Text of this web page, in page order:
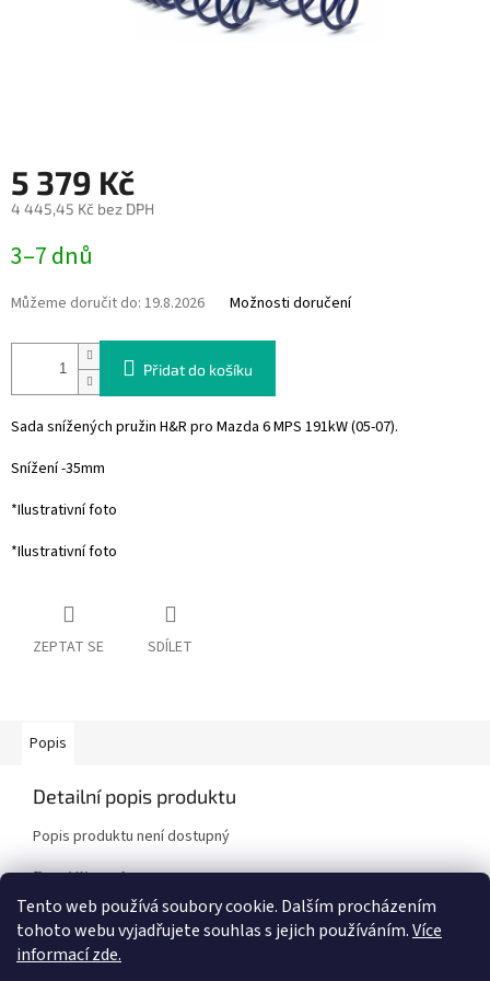
Tento web používá soubory cookie. Dalším procházením
tohoto webu vyjadřujete souhlas s jejich používáním.Více
informací zde.
5 379 Kč
4 445,45 Kč bez DPH
cena:
3–7 dnů
Můžeme doručit do: 19.8.2026 Možnosti doručení
Přidat do košíku
Sada snížených pružin H&R pro Mazda 6 MPS 191kW (05-07).
Snížení -35mm
*Ilustrativní foto
*Ilustrativní foto
ZEPTAT SE SDÍLET
Popis
Detailní popis produktu
Popis produktu není dostupný
Doplňkové parametry
Kategorie:
Sportovní pružiny
Značka vozidla:
Mazda